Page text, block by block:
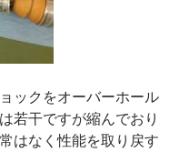
ックをオーバーホール
若干ですが縮んでおり
はなく性能を取り戻す